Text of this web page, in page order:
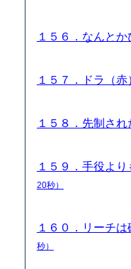
１５６．なんと
１５７．ドラ（
１５８．先制さ
１５９．手役よ
20秒）
１６０．リーチ
秒）